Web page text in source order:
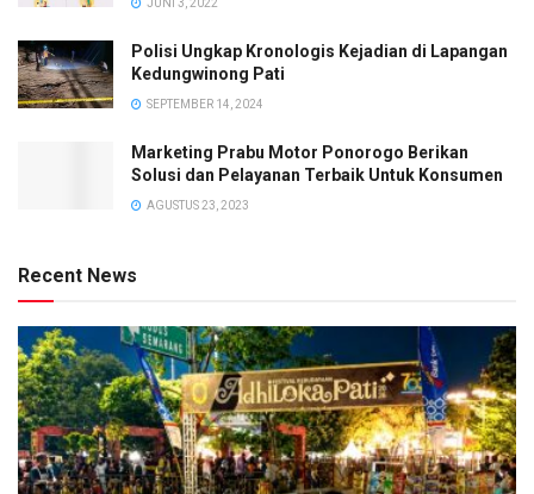
JUNI 3, 2022
Polisi Ungkap Kronologis Kejadian di Lapangan
Kedungwinong Pati
SEPTEMBER 14, 2024
Marketing Prabu Motor Ponorogo Berikan
Solusi dan Pelayanan Terbaik Untuk Konsumen
AGUSTUS 23, 2023
Recent News